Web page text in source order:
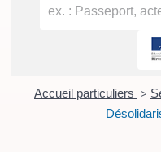
Accueil particuliers >